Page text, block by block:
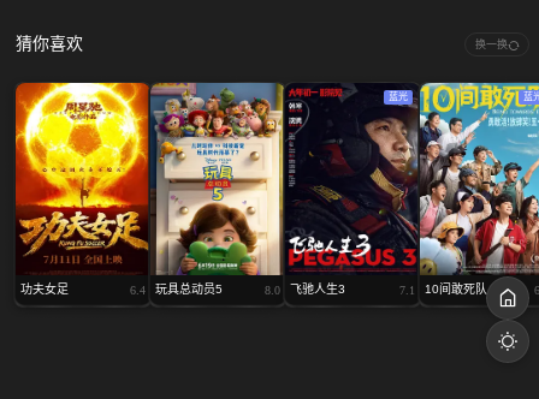
猜你喜欢 换一换
功夫女足 6.4 玩具总动员5 8.0
蓝光
飞驰人生3 7.1
蓝
10间敢死队